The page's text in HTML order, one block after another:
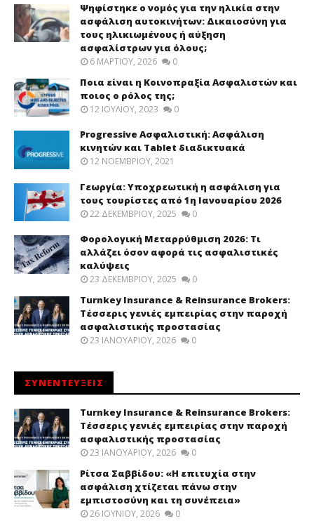
Ψηφίστηκε ο νομός για την ηλικία στην
ασφάλιση αυτοκινήτων: Δικαιοσύνη για
τους ηλικιωμένους ή αύξηση
ασφαλίστρων για όλους;
6 ΜΑΡΤΊΟΥ, 2026 0
Ποια είναι η Κοινοπραξία Ασφαλιστών και
ποιος ο ρόλος της;
12 ΙΟΥΛΊΟΥ, 2023 0
Progressive Ασφαλιστική: Ασφάλιση
κινητών και Tablet διαδικτυακά
12 ΝΟΕΜΒΡΊΟΥ, 2021
Γεωργία: Υποχρεωτική η ασφάλιση για
τους τουρίστες από 1η Ιανουαρίου 2026
22 ΔΕΚΕΜΒΡΊΟΥ, 2025 0
Φορολογική Μεταρρύθμιση 2026: Τι
αλλάζει όσον αφορά τις ασφαλιστικές
καλύψεις
23 ΔΕΚΕΜΒΡΊΟΥ, 2025 0
Turnkey Insurance & Reinsurance Brokers:
Τέσσερις γενιές εμπειρίας στην παροχή
ασφαλιστικής προστασίας
23 ΙΑΝΟΥΑΡΊΟΥ, 2026 0
ΣΥΝΕΝΤΕΥΞΕΙΣ
Turnkey Insurance & Reinsurance Brokers:
Τέσσερις γενιές εμπειρίας στην παροχή
ασφαλιστικής προστασίας
23 ΙΑΝΟΥΑΡΊΟΥ, 2026 0
Ρίτσα Σαββίδου: «Η επιτυχία στην
ασφάλιση χτίζεται πάνω στην
εμπιστοσύνη και τη συνέπεια»
26 ΙΟΥΝΊΟΥ, 2026 0